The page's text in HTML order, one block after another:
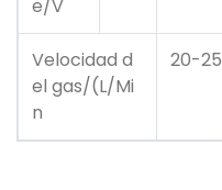
e/V
Velocidad d
el gas/(L/Mi
n
20-25